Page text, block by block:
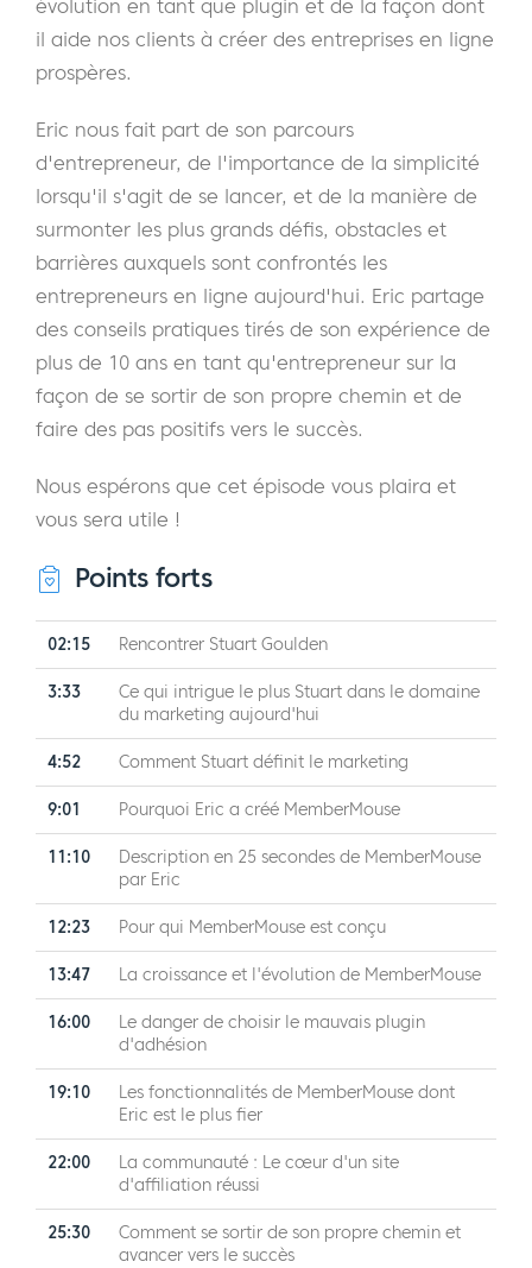
évolution en tant que plugin et de la façon dont
il aide nos clients à créer des entreprises en ligne
prospères.
Eric nous fait part de son parcours
d'entrepreneur, de l'importance de la simplicité
lorsqu'il s'agit de se lancer, et de la manière de
surmonter les plus grands défis, obstacles et
barrières auxquels sont confrontés les
entrepreneurs en ligne aujourd'hui. Eric partage
des conseils pratiques tirés de son expérience de
plus de 10 ans en tant qu'entrepreneur sur la
façon de se sortir de son propre chemin et de
faire des pas positifs vers le succès.
Nous espérons que cet épisode vous plaira et
vous sera utile !
Points forts
02:15 Rencontrer Stuart Goulden
3:33
Ce qui intrigue le plus Stuart dans le domaine
du marketing aujourd'hui
4:52 Comment Stuart définit le marketing
9:01 Pourquoi Eric a créé MemberMouse
11:10
Description en 25 secondes de MemberMouse
par Eric
12:23 Pour qui MemberMouse est conçu
13:47 La croissance et l'évolution de MemberMouse
16:00
Le danger de choisir le mauvais plugin
d'adhésion
19:10
Les fonctionnalités de MemberMouse dont
Eric est le plus fier
22:00
La communauté : Le cœur d'un site
d'affiliation réussi
25:30
Comment se sortir de son propre chemin et
avancer vers le succès